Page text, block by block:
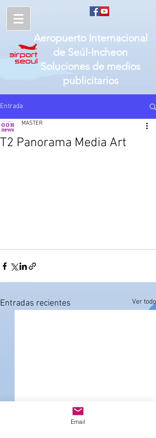
Aeropuerto Internacional
de Seúl-Incheon
Soluciones de medios
publicitarios
Entrada
T2 Panorama Media Art
MASTER
Entradas recientes Ver todo
Email